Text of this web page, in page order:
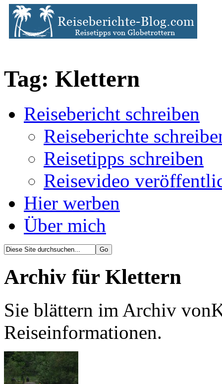
Tag: Klettern
Reisebericht schreiben
Reiseberichte
Reisetipps schreiben
Reisevideo
Hier werben
Über mich
Archiv für Klettern
Sie blättern im Archiv
Reiseinformationen.